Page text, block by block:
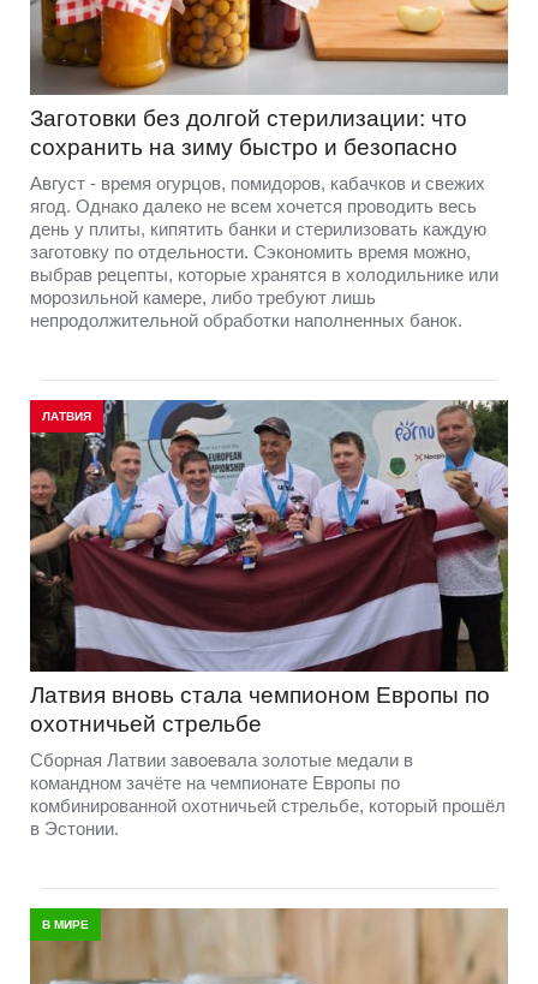
Заготовки без долгой стерилизации: что
сохранить на зиму быстро и безопасно
Август - время огурцов, помидоров, кабачков и свежих
ягод. Однако далеко не всем хочется проводить весь
день у плиты, кипятить банки и стерилизовать каждую
заготовку по отдельности. Сэкономить время можно,
выбрав рецепты, которые хранятся в холодильнике или
морозильной камере, либо требуют лишь
непродолжительной обработки наполненных банок.
ЛАТВИЯ
Латвия вновь стала чемпионом Европы по
охотничьей стрельбе
Сборная Латвии завоевала золотые медали в
командном зачёте на чемпионате Европы по
комбинированной охотничьей стрельбе, который прошёл
в Эстонии.
В МИРЕ